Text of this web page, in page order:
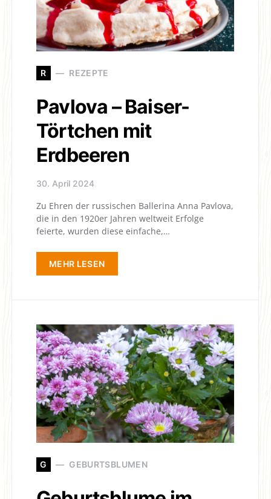
R REZEPTE
Pavlova – Baiser-
Törtchen mit
Erdbeeren
30. April 2024
Zu Ehren der russischen Ballerina Anna Pavlova,
die in den 1920er Jahren weltweit Erfolge
feierte, wurden diese einfache,…
MEHR LESEN
G GEBURTSBLUMEN